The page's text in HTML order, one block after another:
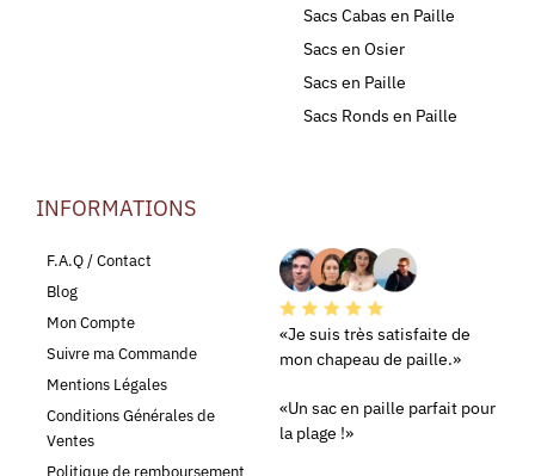
Sacs Cabas en Paille
Sacs en Osier
Sacs en Paille
Sacs Ronds en Paille
INFORMATIONS
F.A.Q / Contact
Blog
Mon Compte
Suivre ma Commande
Mentions Légales
Conditions Générales de
Ventes
Politique de remboursement
«Je suis très satisfaite de
mon chapeau de paille.»
«Un sac en paille parfait pour
la plage !»